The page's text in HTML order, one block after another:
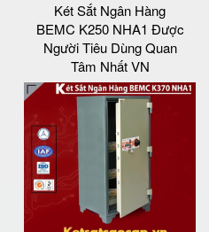
Két Sắt Ngân Hàng
BEMC K250 NHA1 Được
Người Tiêu Dùng Quan
Tâm Nhất VN